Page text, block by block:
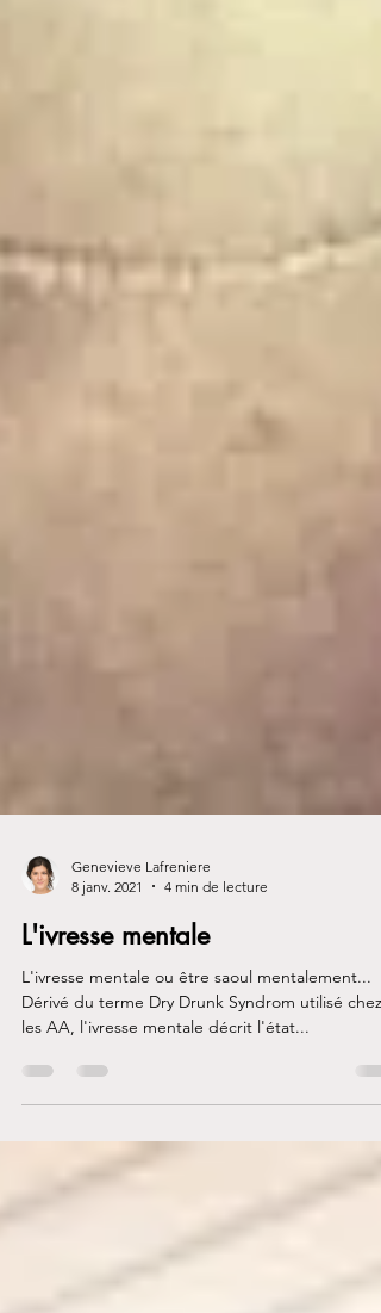
8 janv. 2021
4 min de lecture
L'ivresse mentale
L'ivresse mentale ou être saoul mentalement...
les AA, l'ivresse mentale décrit l'état...